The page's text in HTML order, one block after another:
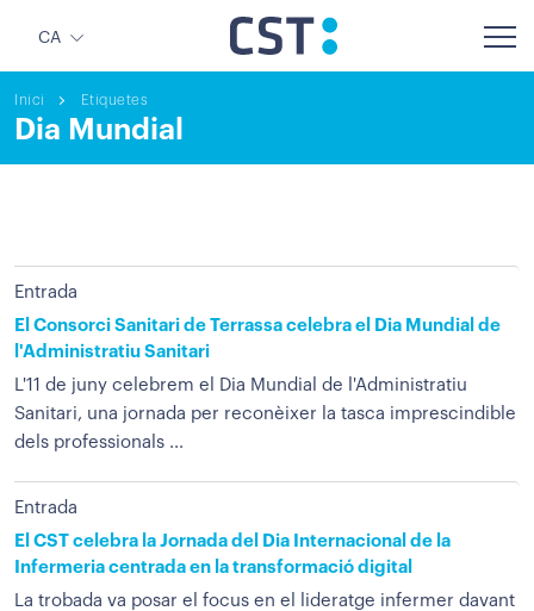
CA
Inici Etiquetes
Dia Mundial
Entrada
El Consorci Sanitari de Terrassa celebra el Dia Mundial de
l'Administratiu Sanitari
L'11 de juny celebrem el Dia Mundial de l'Administratiu
Sanitari, una jornada per reconèixer la tasca imprescindible
dels professionals ...
Entrada
El CST celebra la Jornada del Dia Internacional de la
Infermeria centrada en la transformació digital
La trobada va posar el focus en el lideratge infermer davant